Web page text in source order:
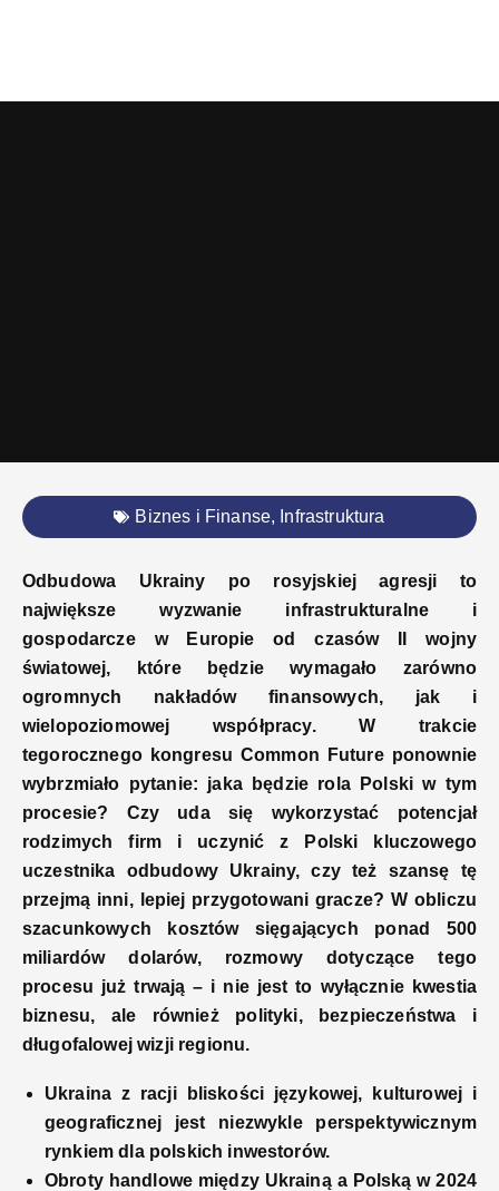
Biznes i Finanse, Infrastruktura
Odbudowa Ukrainy po rosyjskiej agresji to
największe wyzwanie infrastrukturalne i
gospodarcze w Europie od czasów II wojny
światowej, które będzie wymagało zarówno
ogromnych nakładów finansowych, jak i
wielopoziomowej współpracy. W trakcie
tegorocznego kongresu Common Future ponownie
wybrzmiało pytanie: jaka będzie rola Polski w tym
procesie? Czy uda się wykorzystać potencjał
rodzimych firm i uczynić z Polski kluczowego
uczestnika odbudowy Ukrainy, czy też szansę tę
przejmą inni, lepiej przygotowani gracze? W obliczu
szacunkowych kosztów sięgających ponad 500
miliardów dolarów, rozmowy dotyczące tego
procesu już trwają – i nie jest to wyłącznie kwestia
biznesu, ale również polityki, bezpieczeństwa i
długofalowej wizji regionu.
Ukraina z racji bliskości językowej, kulturowej i
geograficznej jest niezwykle perspektywicznym
rynkiem dla polskich inwestorów.
Obroty handlowe między Ukrainą a Polską w 2024